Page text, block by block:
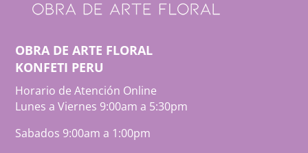
OBRA DE ARTE FLORAL
KONFETI PERU
Horario de Atención Online
Lunes a Viernes 9:00am a 5:30pm
Sabados 9:00am a 1:00pm